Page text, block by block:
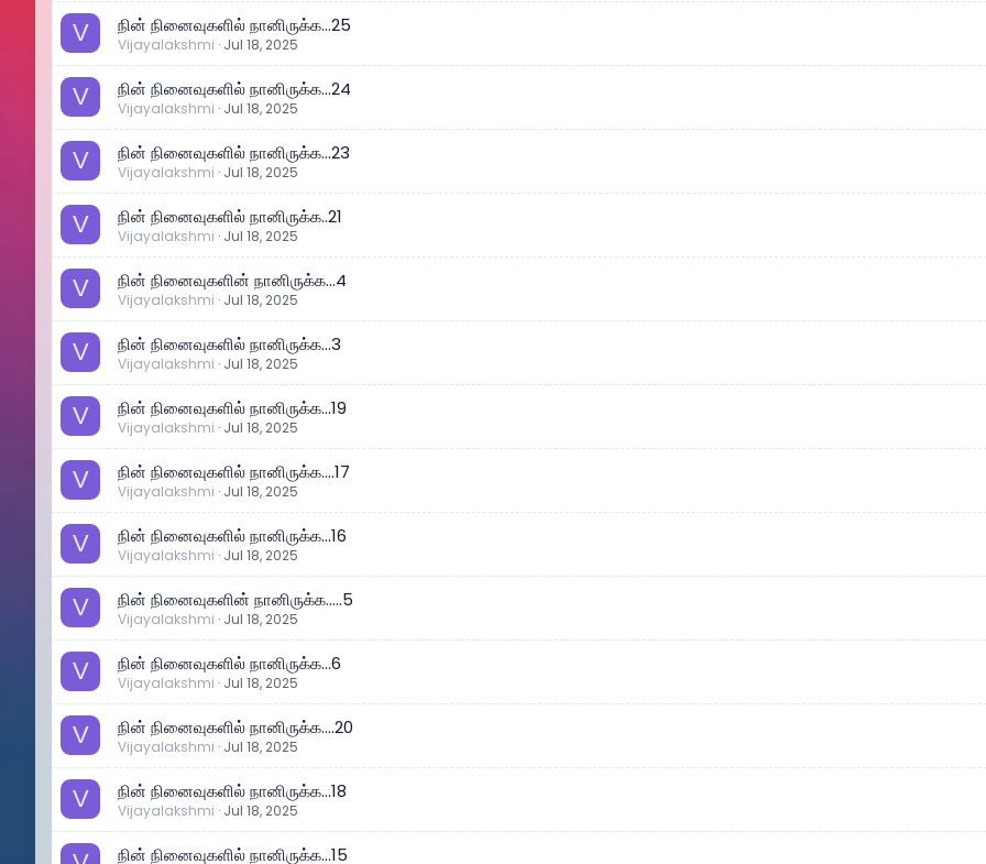
V நின் நினைவுகளில் நானிருக்க...25
Vijayalakshmi Jul 18, 2025
V நின் நினைவுகளில் நானிருக்க...24
Vijayalakshmi Jul 18, 2025
V நின் நினைவுகளில் நானிருக்க...23
Vijayalakshmi Jul 18, 2025
V நின் நினைவுகளில் நானிருக்க..21
Vijayalakshmi Jul 18, 2025
V நின் நினைவுகளின் நானிருக்க...4
Vijayalakshmi Jul 18, 2025
V நின் நினைவுகளில் நானிருக்க...3
Vijayalakshmi Jul 18, 2025
V நின் நினைவுகளில் நானிருக்க...19
Vijayalakshmi Jul 18, 2025
V நின் நினைவுகளில் நானிருக்க....17
Vijayalakshmi Jul 18, 2025
V நின் நினைவுகளில் நானிருக்க...16
Vijayalakshmi Jul 18, 2025
V நின் நினைவுகளின் நானிருக்க.....5
Vijayalakshmi Jul 18, 2025
V நின் நினைவுகளில் நானிருக்க...6
Vijayalakshmi Jul 18, 2025
V நின் நினைவுகளில் நானிருக்க....20
Vijayalakshmi Jul 18, 2025
V நின் நினைவுகளில் நானிருக்க...18
Vijayalakshmi Jul 18, 2025
நின் நினைவுகளில் நானிருக்க...15